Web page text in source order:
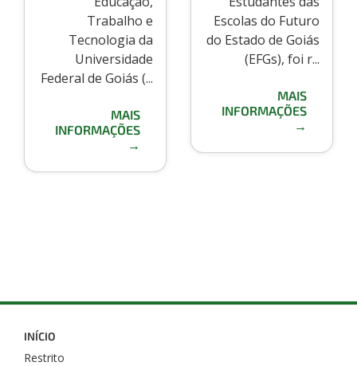
Trabalho e
Tecnologia da
Universidade
Federal de Goiás (...
MAIS
INFORMAÇÕES
→
Escolas do Futuro
do Estado de Goiás
(EFGs), foi r...
MAIS
INFORMAÇÕES
→
INÍCIO
Restrito